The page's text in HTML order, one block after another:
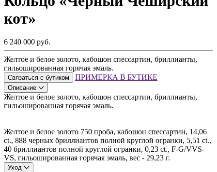
кот»
6 240 000 руб.
Желтое и белое золото, кабошон спессартин, бриллианты,
гильошированная горячая эмаль.
Связаться с бутиком ПРИМЕРКА В БУТИКЕ
Описание
Желтое и белое золото, кабошон спессартин, бриллианты,
гильошированная горячая эмаль.
Желтое и белое золото 750 проба, кабошон спессартин, 14,06
ct., 888 черных бриллиантов полной круглой огранки, 5,51 ct.,
40 бриллиантов полной круглой огранки, 0,23 ct., F-G/VVS-
VS, гильошированная горячая эмаль, вес - 29,23 г.
Уход